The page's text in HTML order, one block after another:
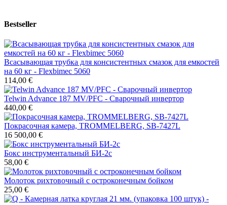
Bestseller
Всасывающая трубка для консистентных смазок для емкостей
на 60 кг - Flexbimec 5060
114,00 €
Telwin Advance 187 MV/PFC - Сварочный инвертор
440,00 €
Покрасочная камера, TROMMELBERG, SB-7427L
16 500,00 €
Бокс инструментальный БИ-2с
58,00 €
Молоток рихтовочный с остроконечным бойком
25,00 €